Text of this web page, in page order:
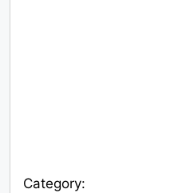
Category: